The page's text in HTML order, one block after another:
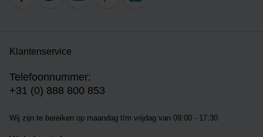
Klantenservice
Telefoonnummer:
+31 (0) 888 800 853
Wij zijn te bereiken op maandag t/m vrijdag van 09:00 - 17:30